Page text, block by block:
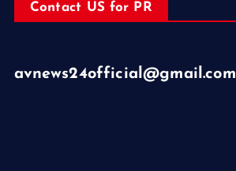
Contact US for PR
avnews24official@gmail.com